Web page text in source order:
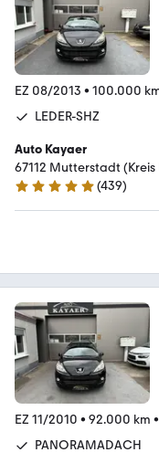
EZ 08/2013 • 100.000
LEDER-SHZ
Auto Kayaer
67112 Mutterstadt
4.9 Sterne
(439)
EZ 11/2010 • 92.000 km •
PANORAMADACH